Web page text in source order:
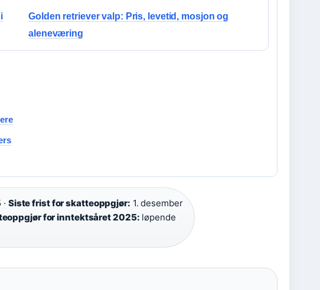
Golden retriever valp: Pris, levetid, mosjon og
aleneværing
Siste frist for skatteoppgjør: 1. desember
for inntektsåret 2025: løpende